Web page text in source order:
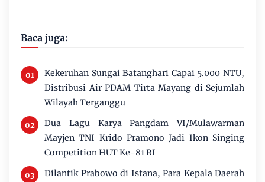
Baca juga:
Kekeruhan Sungai Batanghari Capai 5.000 NTU,
Distribusi Air PDAM Tirta Mayang di Sejumlah
Wilayah Terganggu
Dua Lagu Karya Pangdam VI/Mulawarman
Mayjen TNI Krido Pramono Jadi Ikon Singing
Competition HUT Ke-81 RI
Dilantik Prabowo di Istana, Para Kepala Daerah